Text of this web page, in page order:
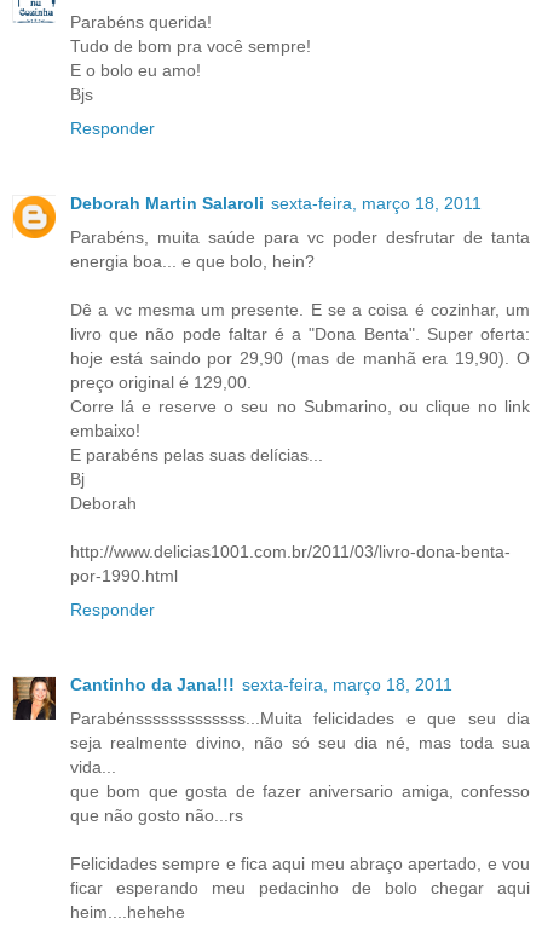
Parabéns querida!
Tudo de bom pra você sempre!
E o bolo eu amo!
Bjs
Responder
Deborah Martin Salaroli sexta-feira, março 18, 2011
Parabéns, muita saúde para vc poder desfrutar de tanta
energia boa... e que bolo, hein?
Dê a vc mesma um presente. E se a coisa é cozinhar, um
livro que não pode faltar é a "Dona Benta". Super oferta:
hoje está saindo por 29,90 (mas de manhã era 19,90). O
preço original é 129,00.
Corre lá e reserve o seu no Submarino, ou clique no link
embaixo!
E parabéns pelas suas delícias...
Bj
Deborah
http://www.delicias1001.com.br/2011/03/livro-dona-benta-
por-1990.html
Responder
Cantinho da Jana!!! sexta-feira, março 18, 2011
Parabénsssssssssssss...Muita felicidades e que seu dia
seja realmente divino, não só seu dia né, mas toda sua
vida...
que bom que gosta de fazer aniversario amiga, confesso
que não gosto não...rs
Felicidades sempre e fica aqui meu abraço apertado, e vou
ficar esperando meu pedacinho de bolo chegar aqui
heim....hehehe